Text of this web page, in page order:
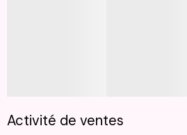
Activité de ventes